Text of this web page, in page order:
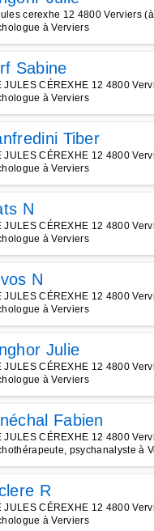
cerexhe 12 4800 Verviers
à Verviers
Sabine
JULES CÉREXHE 12 4800
à Verviers
Tiber
JULES CÉREXHE 12 4800
à Verviers
N
JULES CÉREXHE 12 4800
à Verviers
N
JULES CÉREXHE 12 4800
à Verviers
Julie
JULES CÉREXHE 12 4800
à Verviers
Fabien
JULES CÉREXHE 12 4800
psychanalyste à
R
JULES CÉREXHE 12 4800
à Verviers